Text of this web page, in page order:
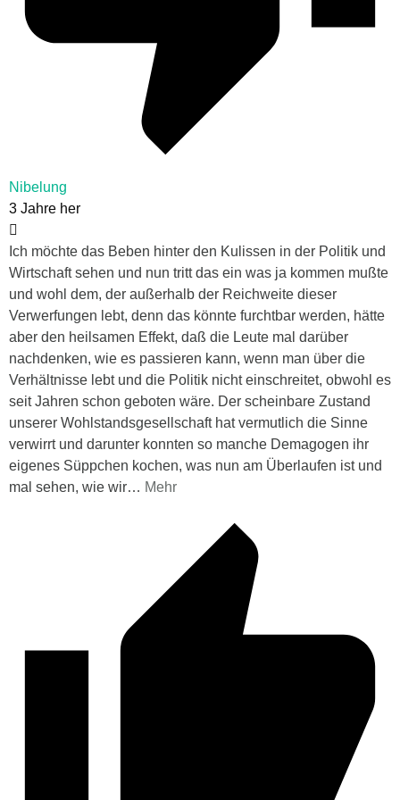
Nibelung
3 Jahre her
Ich möchte das Beben hinter den Kulissen in der Politik und
Wirtschaft sehen und nun tritt das ein was ja kommen mußte
und wohl dem, der außerhalb der Reichweite dieser
Verwerfungen lebt, denn das könnte furchtbar werden, hätte
aber den heilsamen Effekt, daß die Leute mal darüber
nachdenken, wie es passieren kann, wenn man über die
Verhältnisse lebt und die Politik nicht einschreitet, obwohl es
seit Jahren schon geboten wäre. Der scheinbare Zustand
unserer Wohlstandsgesellschaft hat vermutlich die Sinne
verwirrt und darunter konnten so manche Demagogen ihr
eigenes Süppchen kochen, was nun am Überlaufen ist und
mal sehen, wie wir… Mehr